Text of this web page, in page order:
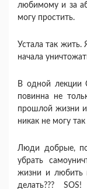
любимому и за
могу простить.
Устала так жить.
начала
В одной лекции
повинна не
прошлой жизни
никак не могу
Люди добрые,
убрать
жизни и любить
делать???